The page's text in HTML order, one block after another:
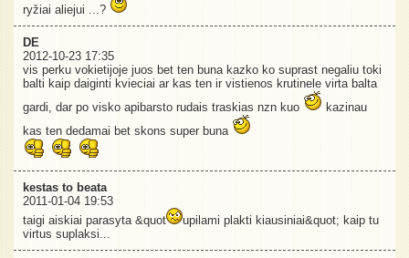
ryžiai aliejui ...?
DE
2012-10-23 17:35
vis perku vokietijoje juos bet ten buna kazko ko suprast negaliu toki
balti kaip daiginti kvieciai ar kas ten ir vistienos krutinele virta balta
gardi, dar po visko apibarsto rudais traskias nzn kuo
kazinau
kas ten dedamai bet skons super buna
kestas to beata
2011-01-04 19:53
taigi aiskiai parasyta &quot
upilami plakti kiausiniai&quot; kaip tu
virtus suplaksi...